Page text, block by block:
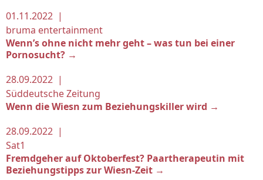
01.11.2022 |
bruma entertainment
Wenn’s ohne nicht mehr geht – was tun bei einer
Pornosucht? →
28.09.2022 |
Süddeutsche Zeitung
Wenn die Wiesn zum Beziehungskiller wird →
28.09.2022 |
Sat1
Fremdgeher auf Oktoberfest? Paartherapeutin mit
Beziehungstipps zur Wiesn-Zeit →